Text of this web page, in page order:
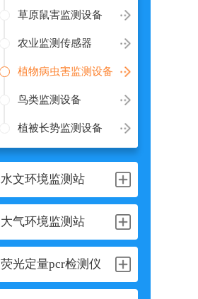
草原鼠害监测设备
农业监测传感器
植物病虫害监测设备
鸟类监测设备
植被长势监测设备
水文环境监测站
大气环境监测站
荧光定量pcr检测仪